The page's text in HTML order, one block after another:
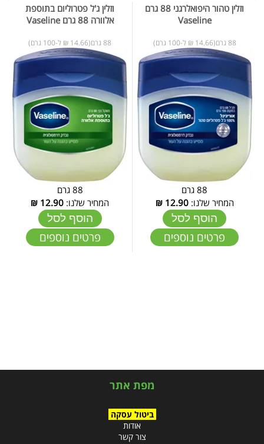
וזלין טהור היפואלרגני 88 גרם
Vaseline
88 גרם(14.66 ₪ ל-100 גרם)
88 גרם
המחיר שלנו:12.90
₪
הוסף לסל
פרטים נוספים
וזלין ג'ל פטרוליום בתוספת
אלוורה 88 גרם Vaseline
88 גרם(14.66 ₪ ל-100 גרם)
88 גרם
המחיר שלנו: 12.90
₪
הוסף לסל
פרטים נוספים
מפת אתר
ביטול עסקה
אודות
צור קשר